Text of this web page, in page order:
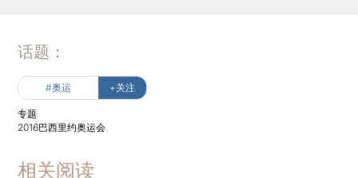
话题：
#奥运 +关注
专题
2016巴西里约奥运会
相关阅读